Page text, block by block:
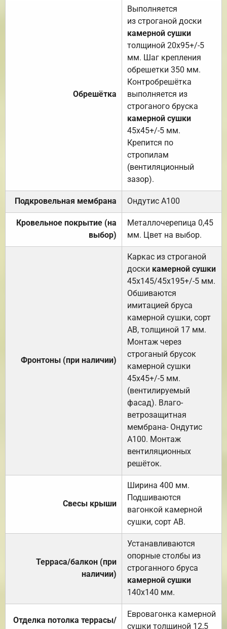
Обрешётка
Выполняется
из строганой доски
камерной сушки
толщиной 20х95+/-5
мм. Шаг крепления
обрешетки 350 мм.
Контробрешётка
выполняется из
строганого бруска
камерной сушки
45х45+/-5 мм.
Крепится по
стропилам
(вентиляционный
зазор).
Подкровельная мембрана Ондутис А100
Кровельное покрытие (на
выбор)
Металлочерепица 0,45
мм. Цвет на выбор.
Фронтоны (при наличии)
Каркас из строганой
доски камерной сушки
45х145/45х195+/-5 мм.
Обшиваются
имитацией бруса
камерной сушки, сорт
АВ, толщиной 17 мм.
Монтаж через
строганый брусок
камерной сушки
45х45+/-5 мм.
(вентилируемый
фасад). Влаго-
ветрозащитная
мембрана- Ондутис
А100. Монтаж
вентиляционных
решёток.
Свесы крыши
Ширина 400 мм.
Подшиваются
вагонкой камерной
сушки, сорт АВ.
Терраса/балкон (при
наличии)
Устанавливаются
опорные столбы из
строганного бруса
камерной сушки
140х140 мм.
Отделка потолка террасы/
Евровагонка камерной
сушки толщиной 12,5